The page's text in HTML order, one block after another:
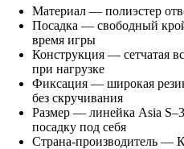
Материал — полиэстер
Посадка — свободный
время игры
Конструкция — сетчатая
при нагрузке
Фиксация — широкая
без скручивания
Размер — линейка Asia
посадку под себя
Страна-производитель —